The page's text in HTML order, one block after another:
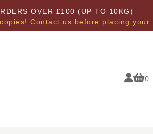
OVER £100 (UP TO 10KG)
Contact us before placing your
0